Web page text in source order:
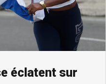
éclatent sur